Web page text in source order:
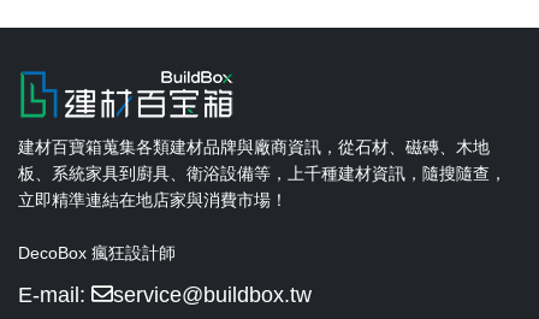
建材百寶箱蒐集各類建材品牌與廠商資訊，從石材、磁磚、木地
板、系統家具到廚具、衛浴設備等，上千種建材資訊，隨搜隨查，
立即精準連結在地店家與消費市場！
DecoBox 瘋狂設計師
E-mail: service@buildbox.tw